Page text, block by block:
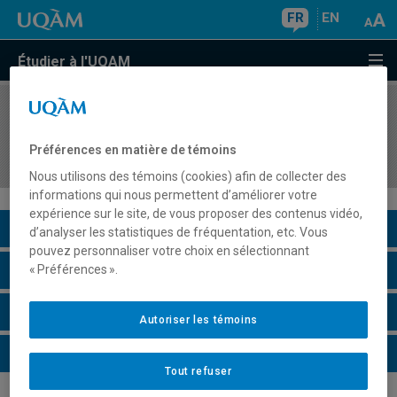
FR EN
Étudier à l'UQAM
COURS//
recherche-pratique en éducation
Description du cours
Horaire - Été 2026
Horaire - Automne 2026
Horaire - Hiver 2027
Préférences en matière de témoins
Nous utilisons des témoins (cookies) afin de collecter des
informations qui nous permettent d’améliorer votre
expérience sur le site, de vous proposer des contenus vidéo,
d’analyser les statistiques de fréquentation, etc. Vous
pouvez personnaliser votre choix en sélectionnant
« Préférences ».
Tout refuser
Autoriser les témoins